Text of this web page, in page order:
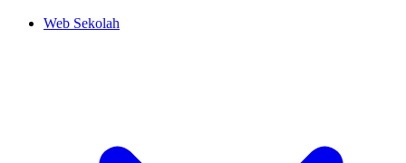
Web Sekolah